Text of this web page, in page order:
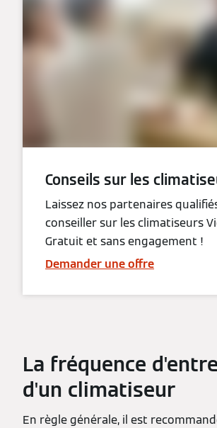
Conseils sur les
Laissez nos partenaires
conseiller sur les climatiseurs
Gratuit et sans engagement !
Demander une offre
La fréquence
d'un climatiseur
En règle générale, il est